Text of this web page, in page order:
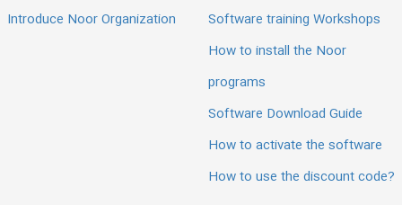
Introduce Noor Organization
Software training Workshops
How to install the Noor
programs
Software Download Guide
How to activate the software
How to use the discount code?